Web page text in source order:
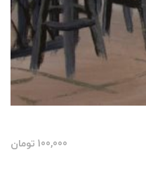
100,000 تومان